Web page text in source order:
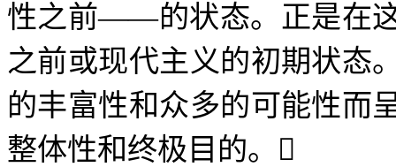
性之前——的状态。正是在
之前或现代主义的初期状态
的丰富性和众多的可能性而
整体性和终极目的。 